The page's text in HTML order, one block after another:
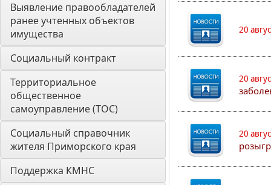
Выявление правообладателей
ранее учтенных объектов
имущества
Социальный контракт
Территориальное
общественное
самоуправление (ТОС)
Социальный справочник
жителя Приморского края
Поддержка КМНС
20
20
20